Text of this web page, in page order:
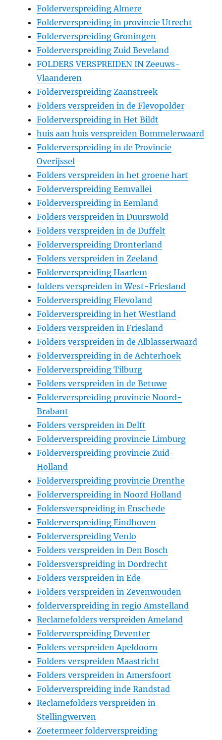
Folderverspreiding Almere
Folderverspreiding in provincie Utrecht
Folderverspreiding Groningen
Folderverspreiding Zuid Beveland
FOLDERS VERSPREIDEN IN Zeeuws-
Vlaanderen
Folderverspreiding Zaanstreek
Folders verspreiden in de Flevopolder
Folderverspreiding in Het Bildt
huis aan huis verspreiden Bommelerwaard
Folderverspreiding in de Provincie
Overijssel
Folders verspreiden in het groene hart
Folderverspreiding Eemvallei
Folderverspreiding in Eemland
Folders verspreiden in Duurswold
Folders verspreiden in de Duffelt
Folderverspreiding Dronterland
Folders verspreiden in Zeeland
Folderverspreiding Haarlem
folders verspreiden in West-Friesland
Folderverspreiding Flevoland
Folderverspreiding in het Westland
Folders verspreiden in Friesland
Folders verspreiden in de Alblasserwaard
Folderverspreiding in de Achterhoek
Folderverspreiding Tilburg
Folders verspreiden in de Betuwe
Folderverspreiding provincie Noord-
Brabant
Folders verspreiden in Delft
Folderverspreiding provincie Limburg
Folderverspreiding provincie Zuid-
Holland
Folderverspreiding provincie Drenthe
Folderverspreiding in Noord Holland
Foldersverspreiding in Enschede
Folderverspreiding Eindhoven
Folderverspreiding Venlo
Folders verspreiden in Den Bosch
Foldersverspreiding in Dordrecht
Folders verspreiden in Ede
Folders verspreiden in Zevenwouden
folderverspreiding in regio Amstelland
Reclamefolders verspreiden Ameland
Folderverspreiding Deventer
Folders verspreiden Apeldoorn
Folders verspreiden Maastricht
Folders verspreiden in Amersfoort
Folderverspreiding inde Randstad
Reclamefolders verspreiden in
Stellingwerven
Zoetermeer folderverspreiding